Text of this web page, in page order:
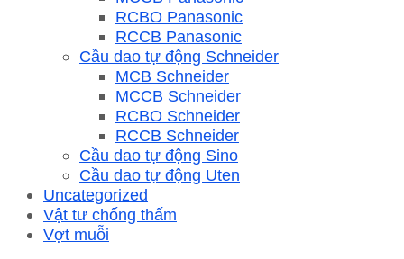
RCBO Panasonic
RCCB Panasonic
Cầu dao tự động Schneider
MCB Schneider
MCCB Schneider
RCBO Schneider
RCCB Schneider
Cầu dao tự động Sino
Cầu dao tự động Uten
Uncategorized
Vật tư chống thấm
Vợt muỗi